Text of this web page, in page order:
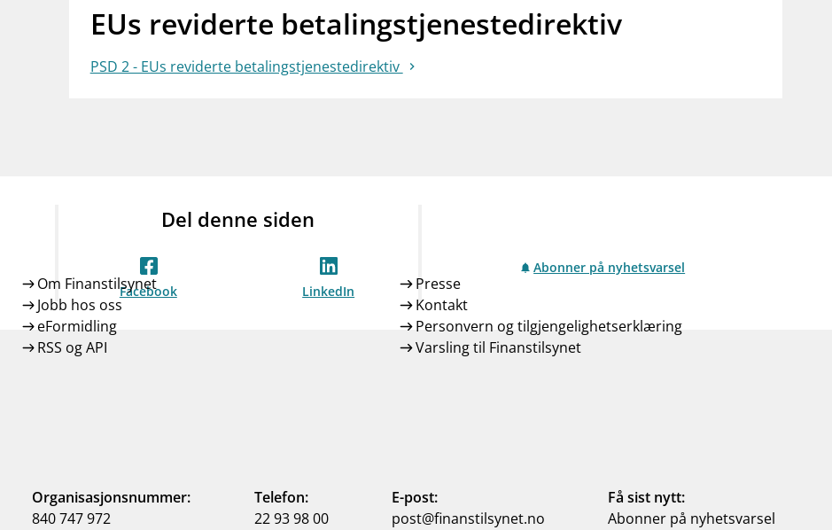
EUs reviderte betalingstjenestedirektiv
PSD 2 - EUs reviderte betalingstjenestedirektiv
Del denne siden
Facebook LinkedIn
Abonner på nyhetsvarsel
Om Finanstilsynet
Presse
Jobb hos oss
Kontakt
eFormidling
Personvern og tilgjengelighetserklæring
RSS og API
Varsling til Finanstilsynet
Organisasjonsnummer:
840 747 972
Telefon:
22 93 98 00
E-post:
post@finanstilsynet.no
Få sist nytt:
Abonner på nyhetsvarsel